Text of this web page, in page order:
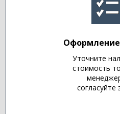
Оформление
Уточните
стоимость
согласуйте